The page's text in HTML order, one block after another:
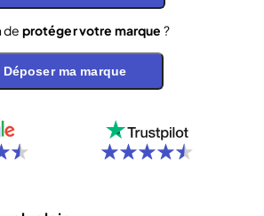
de protéger votre marque ?
Déposer ma marque